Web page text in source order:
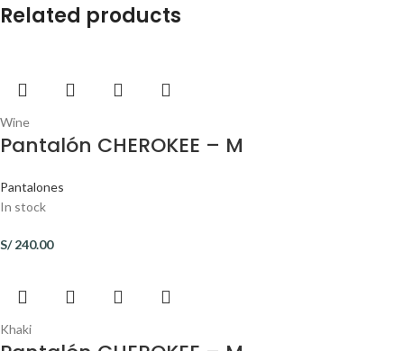
Related products
Wine
Pantalón CHEROKEE – M
Pantalones
In stock
S/240.00
Khaki